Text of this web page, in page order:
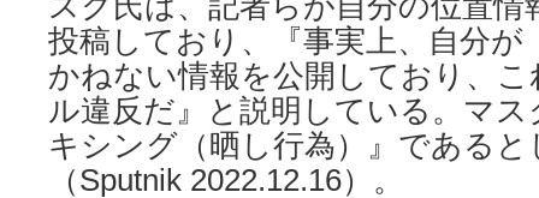
投稿しており、『事実上、自分が
かねない情報を公開しており、
ル違反だ』と説明している。マ
キシング（晒し行為）』である
（Sputnik 2022.12.16）。